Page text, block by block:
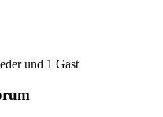
und 1 Gast